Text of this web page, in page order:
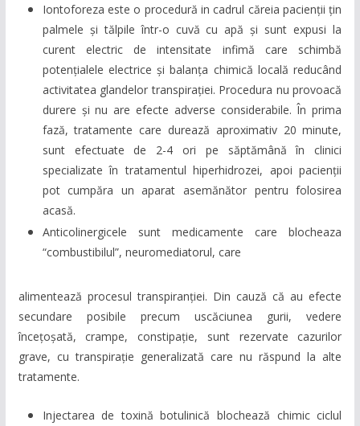
Iontoforeza este o procedură in cadrul căreia pacienții țin
palmele și tălpile într-o cuvă cu apă și sunt expusi la
curent electric de intensitate infimă care schimbă
potențialele electrice și balanța chimică locală reducând
activitatea glandelor transpirației. Procedura nu provoacă
durere și nu are efecte adverse considerabile. În prima
fază, tratamente care durează aproximativ 20 minute,
sunt efectuate de 2-4 ori pe săptămână în clinici
specializate în tratamentul hiperhidrozei, apoi pacienții
pot cumpăra un aparat asemănător pentru folosirea
acasă.
Anticolinergicele sunt medicamente care blocheaza
“combustibilul”, neuromediatorul, care
alimentează procesul transpiranției. Din cauză că au efecte
secundare posibile precum uscăciunea gurii, vedere
încețoșată, crampe, constipație, sunt rezervate cazurilor
grave, cu transpirație generalizată care nu răspund la alte
tratamente.
Injectarea de toxină botulinică blochează chimic ciclul